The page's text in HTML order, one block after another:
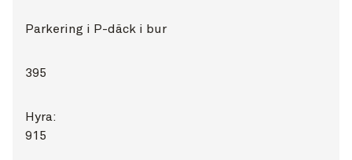
Parkering i P-däck i bur
395
Hyra:
915